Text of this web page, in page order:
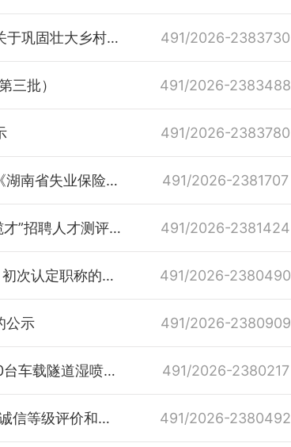
湖南省人力资源和社会保障厅等12部门关于巩固壮大乡村车间促进就近就业的实施意见 491/2026-2383730
三批） 491/2026-2383488
491/2026-2383780
湖南省人力资源和社会保障厅关于印发《湖南省失业保险业务经办规程》的通知 491/2026-2381707
关于发布2026年汨罗市事业单位“四海揽才”招聘人才测评成绩的公告 491/2026-2381424
关于汨罗市2026年（第一批）专技职务 初次认定职称的结果公示 491/2026-2380490
公示 491/2026-2380909
关于湖南中胤建设工程有限公司年产200台车载隧道湿喷机械手基地建设项目农民工工资保证金退还公示 491/2026-2380217
岳阳市2025年度用人单位劳动保障守法诚信等级评价和劳务派遣单位信用等级评价名单公示 491/2026-2380492